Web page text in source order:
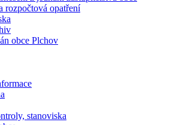
rozpočtová opatření
obce Plchov
stanoviska